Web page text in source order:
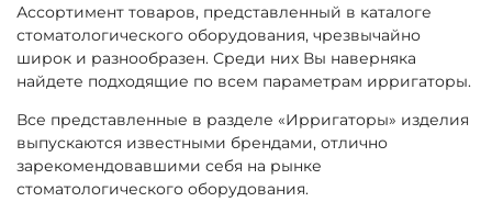
Ассортимент товаров, представленный в каталоге
стоматологического оборудования, чрезвычайно
широк и разнообразен. Среди них Вы наверняка
найдете подходящие по всем параметрам ирригаторы.
Все представленные в разделе «Ирригаторы» изделия
выпускаются известными брендами, отлично
зарекомендовавшими себя на рынке
стоматологического оборудования.